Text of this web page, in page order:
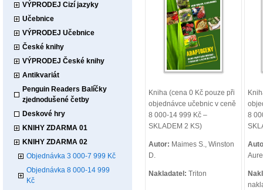
VÝPRODEJ Cizí jazyky
Učebnice
VÝPRODEJ Učebnice
České knihy
VÝPRODEJ České knihy
Antikvariát
Penguin Readers Balíčky
zjednodušené četby
Deskové hry
KNIHY ZDARMA 01
KNIHY ZDARMA 02
Objednávka 3 000-7 999 Kč
Objednávka 8 000-14 999
Kč
Kniha (cena 0 Kč pouze při
objednávce učebnic v ceně
8 000-14 999 Kč –
SKLADEM 2 KS)
Autor: Maimes S., Winston
D.
Nakladatel: Triton
8